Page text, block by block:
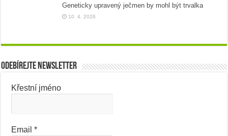
Geneticky upravený ječmen by mohl být trvalka
10. 4. 2026
Odebírejte newsletter
Křestní jméno
Email*